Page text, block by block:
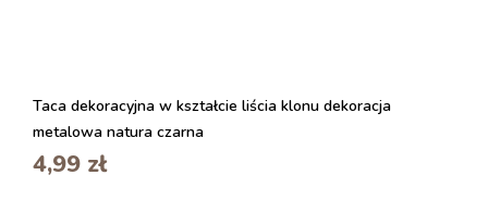
Taca dekoracyjna w kształcie liścia klonu dekoracja
metalowa natura czarna
4,99 zł